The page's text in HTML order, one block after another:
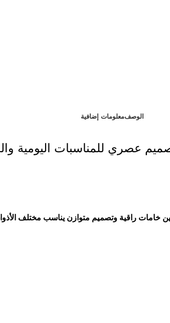
الوصفمعلومات إضافية
عصري للمناسبات اليومية
خامات راقية وتصميم متوازن يناسب مختلف